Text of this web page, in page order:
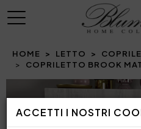
ACCETTI I NOSTRI
MENU
HOME LETTO
COPRILETTO BROOK